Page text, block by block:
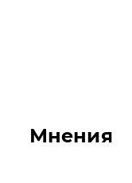
Мнения